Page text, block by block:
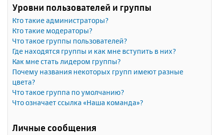
Уровни пользователей и группы
Кто такие администраторы?
Кто такие модераторы?
Что такое группы пользователей?
Где находятся группы и как мне вступить в них?
Как мне стать лидером группы?
Почему названия некоторых групп имеют разные
цвета?
Что такое группа по умолчанию?
Что означает ссылка «Наша команда»?
Личные сообщения